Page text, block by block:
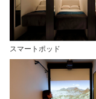
スマートポッド